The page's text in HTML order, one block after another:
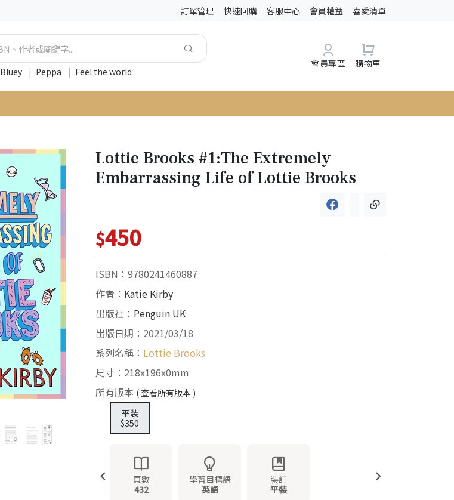
訂單管理 快速回購 客服中心 會員權益 喜愛清單
Bluey | Peppa | Feel the world
會員專區 購物車
Lottie Brooks #1:The Extremely
Embarrassing Life of Lottie Brooks
$450
ISBN：9780241460887
作者： Katie Kirby
出版社： Penguin UK
出版日期：2021/03/18
系列名稱： Lottie Brooks
尺寸：218x196x0mm
所有版本 ( 查看所有版本 )
平裝
$350
頁數
432
學習目標語
英語
裝訂
平裝